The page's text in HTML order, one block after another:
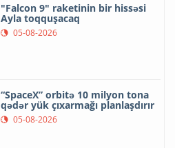
"Falcon 9" raketinin bir hissəsi
Ayla toqquşacaq
05-08-2026
“SpaceX” orbitə 10 milyon tona
qədər yük çıxarmağı planlaşdırır
05-08-2026